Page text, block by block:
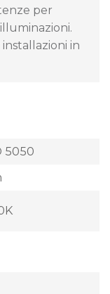
per
in
5050